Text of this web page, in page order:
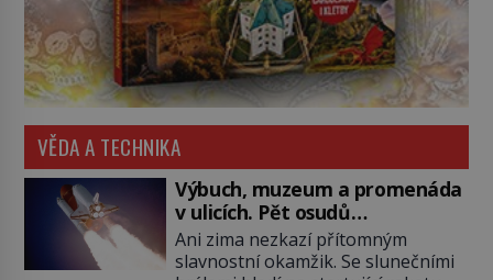
VĚDA A TECHNIKA
Výbuch, muzeum a promenáda
v ulicích. Pět osudů
nejslavnějších raketoplánů
Ani zima nezkazí přítomným
slavnostní okamžik. Se slunečními